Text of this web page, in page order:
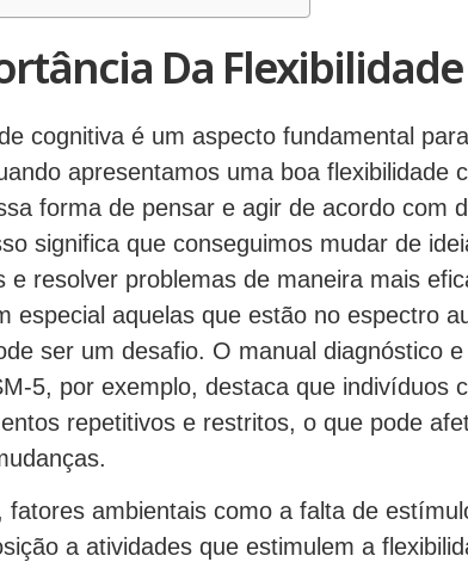
Da
cognitiva é um aspecto fundamental
apresentamos uma boa flexibilidade
forma de pensar e agir de acordo com
significa que conseguimos mudar de
e resolver problemas de maneira mais
especial aquelas que estão no espectro
ser um desafio. O manual diagnóstico
5, por exemplo, destaca que indivíduos
repetitivos e restritos, o que pode
fatores ambientais como a falta de
a atividades que estimulem a